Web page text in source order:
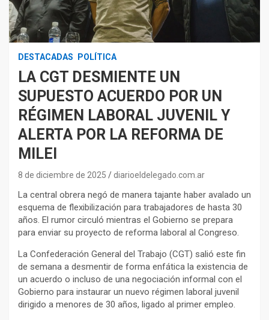
DESTACADAS POLÍTICA
LA CGT DESMIENTE UN
SUPUESTO ACUERDO POR UN
RÉGIMEN LABORAL JUVENIL Y
ALERTA POR LA REFORMA DE
MILEI
8 de diciembre de 2025 diarioeldelegado.com.ar
La central obrera negó de manera tajante haber avalado un
esquema de flexibilización para trabajadores de hasta 30
años. El rumor circuló mientras el Gobierno se prepara
para enviar su proyecto de reforma laboral al Congreso.
La Confederación General del Trabajo (CGT) salió este fin
de semana a desmentir de forma enfática la existencia de
un acuerdo o incluso de una negociación informal con el
Gobierno para instaurar un nuevo régimen laboral juvenil
dirigido a menores de 30 años, ligado al primer empleo.